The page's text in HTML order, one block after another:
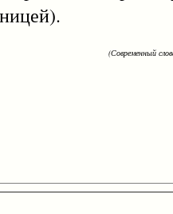
(Современный